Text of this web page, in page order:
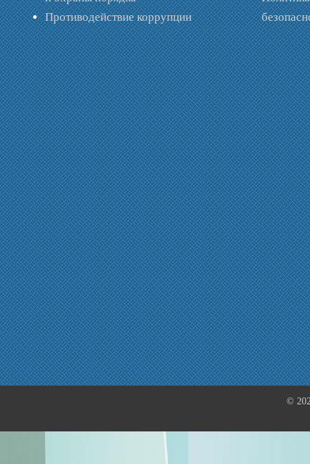
Противодействие коррупции
©